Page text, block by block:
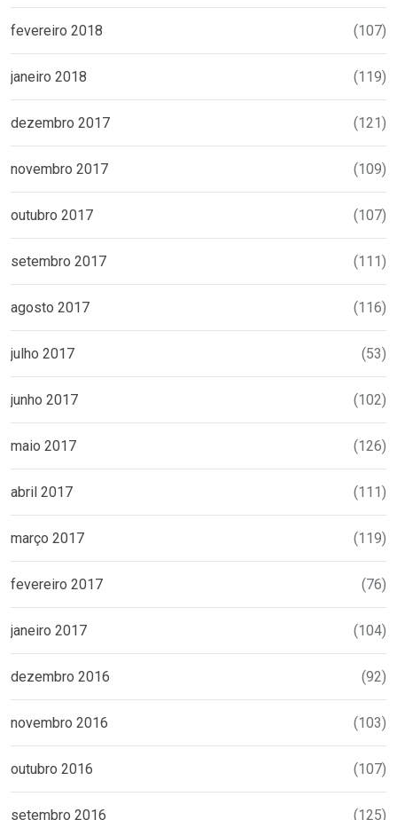
fevereiro 2018 (107)
janeiro 2018 (119)
dezembro 2017 (121)
novembro 2017 (109)
outubro 2017 (107)
setembro 2017 (111)
agosto 2017 (116)
julho 2017 (53)
junho 2017 (102)
maio 2017 (126)
abril 2017 (111)
março 2017 (119)
fevereiro 2017 (76)
janeiro 2017 (104)
dezembro 2016 (92)
novembro 2016 (103)
outubro 2016 (107)
setembro 2016 (125)